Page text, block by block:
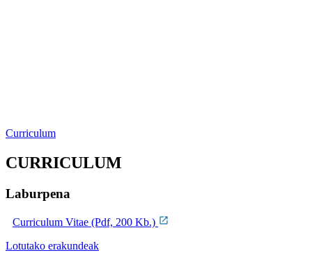
Curriculum
CURRICULUM
Laburpena
Curriculum Vitae (Pdf, 200 Kb.)
Lotutako erakundeak